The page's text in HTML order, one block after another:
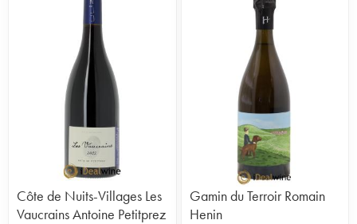
Côte de Nuits-Villages Les
Vaucrains Antoine Petitprez
Gamin du Terroir Romain
Henin